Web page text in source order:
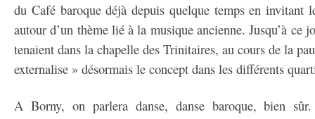
du Café baroque déjà depuis quelque temps en invitant
autour d’un thème lié à la musique ancienne. Jusqu’à ce
tenaient dans la chapelle des Trinitaires, au cours de la
externalise » désormais le concept dans les différents
A Borny, on parlera danse, danse baroque, bien